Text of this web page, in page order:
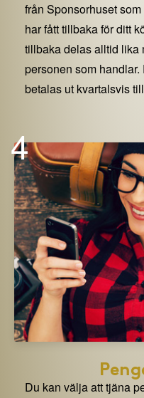
från Sponsorhuset
har fått tillbaka för ditt
tillbaka delas alltid lika
personen som
betalas ut kvartalsvis
4
Du kan välja att tjäna